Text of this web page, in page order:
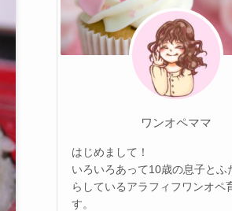
ワンオペママ
はじめまして！
いろいろあって10歳の息子とふ
らしているアラフィフワンオペ
す。